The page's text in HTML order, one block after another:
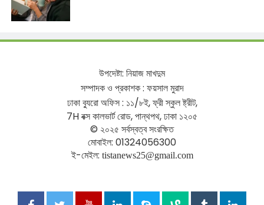
উপদেষ্টা: নিয়াজমাখদুম
সম্পাদকও প্রকাশক: ফয়সালমুরাদ
ঢাকাব্যুরোঅফিস: ১১/৮ই,ফ্রীস্কুলষ্ট্রীট,
7Hবক্সকালভার্টরোড,পান্থপথ,ঢাকা ১২০৫
© ২০২৫ সর্বস্বত্বসংরক্ষিত
মোবাইল: 01324056300
ই-মেইল: tistanews25@gmail.com